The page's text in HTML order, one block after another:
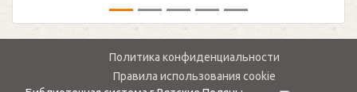
Политика конфиденциальности
Правила использования cookie